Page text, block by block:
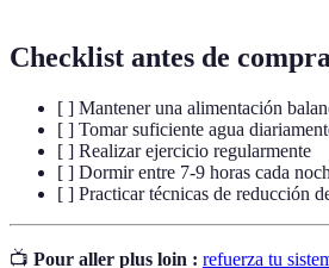
Checklist antes de
[ ] Mantener una alimentación
[ ] Tomar suficiente agua
[ ] Realizar ejercicio regularmente
[ ] Dormir entre 7-9 horas cada
[ ] Practicar técnicas de reducción
📺 Pour aller plus loin : refuerza tu